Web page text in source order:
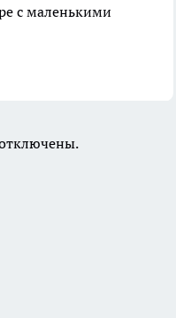
с маленькими